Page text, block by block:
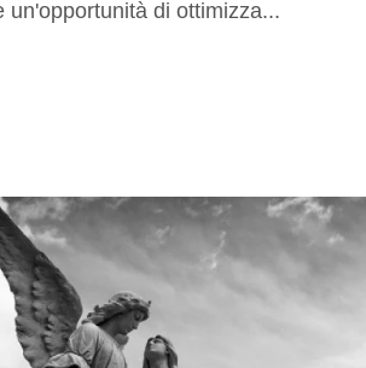
un'opportunità di ottimizza...